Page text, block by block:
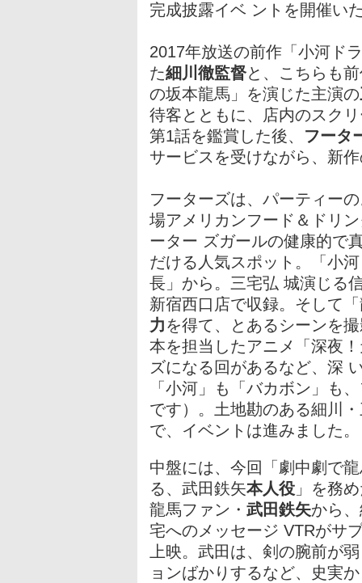
完成披露イベ ントを開催い
2017年放送の前作「小河ド
た細川徹監督と、こちらも
の坂本龍馬」を演じた主演の
待客とともに、店内のスク
第1話を鑑賞した後、 フータ
サービスを受けながら、新
フーターズは、パーティー
場アメリカンフード＆ドリ
ーター ズガールの健康的で
だける人気スポット。「小
長」から。三宅弘 城演じる
新宿西口店で収録。そして
力を得て、とあるシーンを
本を担当したアニメ「深夜
ズになる回があるなど、深
「小河」も「バカボン」も
です）。土地勘のある細川
で、イベントは進みました。
中盤には、今回「劇中劇で
る、武田鉄矢本人役 」を務
龍馬ファン・ 武田鉄矢から
宅へのメッセージ VTRがサ
上映。武田は、剣の腕前が
ョンばかりするなど、史実